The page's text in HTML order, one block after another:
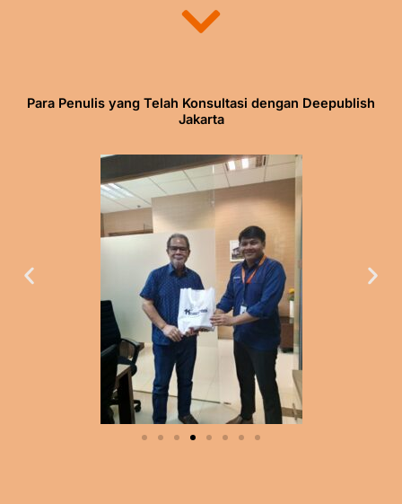
Para Penulis yang Telah Konsultasi dengan Deepublish
Jakarta